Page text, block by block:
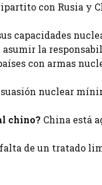
con Rusia y
capacidades
la
con armas
nuclear
chino? China está
de un tratado